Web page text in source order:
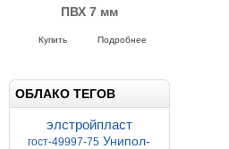
ПВХ 7 мм
500*500*7 мм Шагрень
Купить Подробнее
ОБЛАКО ТЕГОВ
элстройпласт
гост-49997-75 Унипол-